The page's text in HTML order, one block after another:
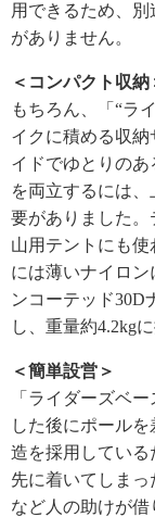
用できるため、
がありません。
＜コンパクト収納
もちろん、「“ラ
イクに積める収
イドでゆとりの
を両立するには
要がありました
山用テントにも
には薄いナイロ
ンコーテッド30D
し、重量約4.2kg
＜簡単設営＞
「ライダーズベ
した後にポール
造を採用している
先に着いてしま
など人の助けが